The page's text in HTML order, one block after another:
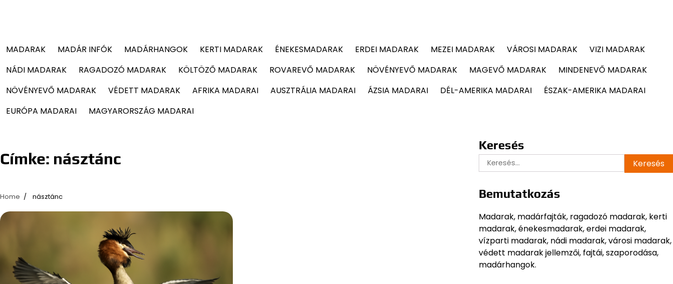
MADARAK MADÁR INFÓK MADÁRHANGOK KERTI MADARAK ÉNEKESMADARAK ERDEI MADARAK MEZEI MADARAK VÁROSI MADARAK
VIZI MADARAK
NÁDI MADARAK
RAGADOZÓ MADARAK KÖLTÖZŐ MADARAK ROVAREVŐ MADARAK NÖVÉNYEVŐ MADARAK MAGEVŐ MADARAK
MINDENEVŐ MADARAK
NÖVÉNYEVŐ MADARAK
VÉDETT MADARAK AFRIKA MADARAI AUSZTRÁLIA MADARAI ÁZSIA MADARAI DÉL-AMERIKA MADARAI
ÉSZAK-AMERIKA MADARAI
EURÓPA MADARAI
MAGYARORSZÁG MADARAI
Címke: násztánc
Home násztánc
Keresés
Keresés:
Bemutatkozás
Madarak, madárfajták, ragadozó madarak, kerti
madarak, énekesmadarak, erdei madarak,
vízparti madarak, nádi madarak, városi madarak,
védett madarak jellemzői, fajtái, szaporodása,
madárhangok.